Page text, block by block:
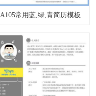
A105常用蓝,绿,青简历模板